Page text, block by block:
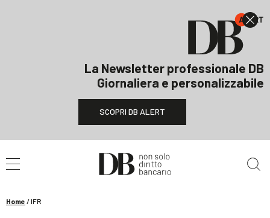
La Newsletter professionale DB
Giornaliera e personalizzabile
SCOPRI DB ALERT
Home /IFR